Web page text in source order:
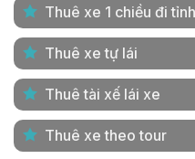
Thuê xe 1 chiều đi tỉnh
Thuê xe tự lái
Thuê tài xế lái xe
Thuê xe theo tour